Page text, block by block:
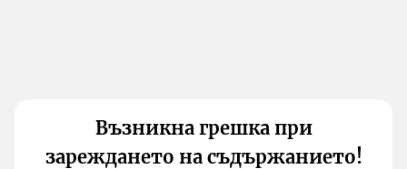
Възникна грешка при
зареждането на съдържанието!